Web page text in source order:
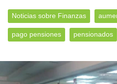
Noticias sobre Finanzas
pago pensiones pensionados